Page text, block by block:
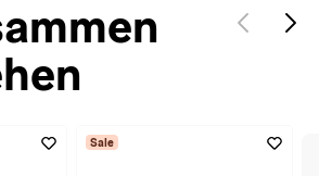
Sale